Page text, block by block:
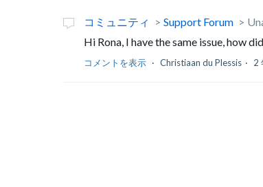
コミュニティ Support Forum
Hi Rona, I have the same issue, how
コメントを表示 Christiaan du Plessis 2